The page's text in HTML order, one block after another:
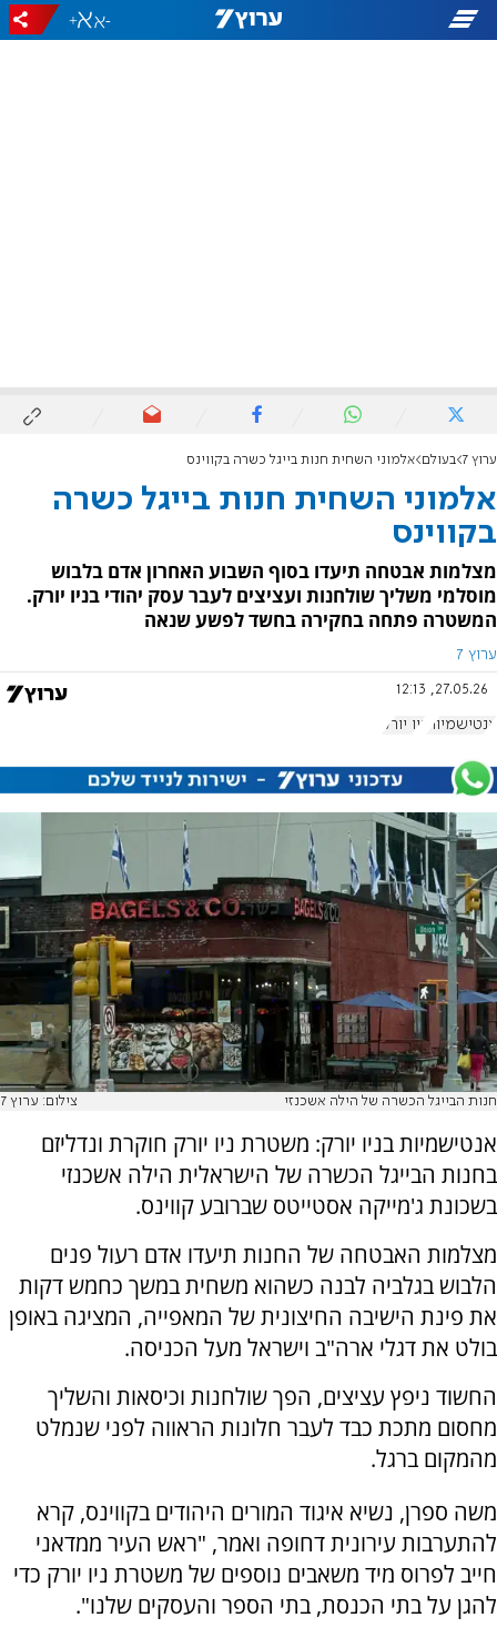
-
+
ערוץ 7 בעולם אלמוני השחית חנות בייגל כשרה בקווינס
אלמוני השחית חנות בייגל כשרה
בקווינס
מצלמות אבטחה תיעדו בסוף השבוע האחרון אדם בלבוש
מוסלמי משליך שולחנות ועציצים לעבר עסק יהודי בניו יורק.
המשטרה פתחה בחקירה בחשד לפשע שנאה
ערוץ 7
27.05.26, 12:13
אנטישמיות ניו יורק
חנות הבייגל הכשרה של הילה אשכנזי צילום: ערוץ 7
אנטישמיות בניו יורק: משטרת ניו יורק חוקרת ונדליזם
בחנות הבייגל הכשרה של הישראלית הילה אשכנזי
בשכונת ג'מייקה אסטייטס שברובע קווינס.
מצלמות האבטחה של החנות תיעדו אדם רעול פנים
הלבוש בגלביה לבנה כשהוא משחית במשך כחמש דקות
את פינת הישיבה החיצונית של המאפייה, המציגה באופן
בולט את דגלי ארה"ב וישראל מעל הכניסה.
החשוד ניפץ עציצים, הפך שולחנות וכיסאות והשליך
מחסום מתכת כבד לעבר חלונות הראווה לפני שנמלט
מהמקום ברגל.
משה ספרן, נשיא איגוד המורים היהודים בקווינס, קרא
להתערבות עירונית דחופה ואמר, "ראש העיר ממדאני
חייב לפרוס מיד משאבים נוספים של משטרת ניו יורק כדי
להגן על בתי הכנסת, בתי הספר והעסקים שלנו".